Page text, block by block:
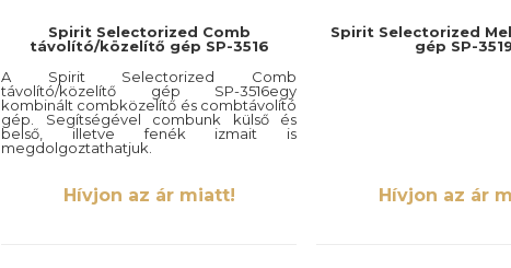
Spirit Selectorized Comb
távolító/közelítő gép SP-3516
A Spirit Selectorized Comb
távolító/közelítő gép SP-3516egy
kombinált combközelítő és combtávolító
gép. Segítségével combunk külső és
belső, illetve fenék izmait is
megdolgoztathatjuk.
Hívjon az ár miatt!
Spirit Selectorized
gép SP-3519
Hívjon az ár